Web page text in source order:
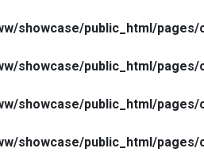
showcase/public_html/pages/
showcase/public_html/pages/
showcase/public_html/pages/
showcase/public_html/pages/